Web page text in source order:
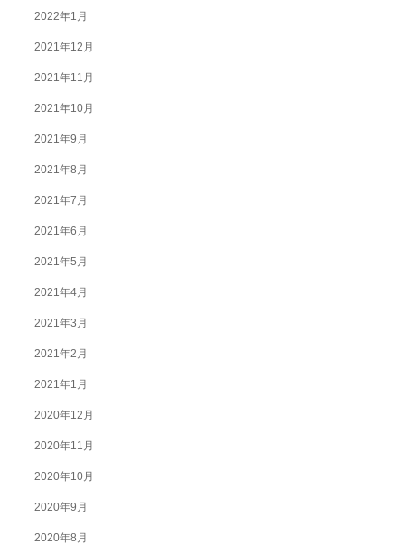
2022年1月
2021年12月
2021年11月
2021年10月
2021年9月
2021年8月
2021年7月
2021年6月
2021年5月
2021年4月
2021年3月
2021年2月
2021年1月
2020年12月
2020年11月
2020年10月
2020年9月
2020年8月